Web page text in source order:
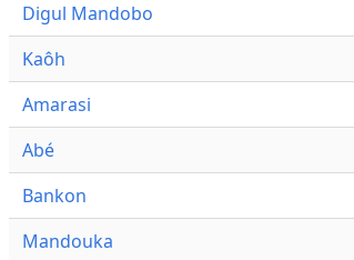
Digul Mandobo
Kaôh
Amarasi
Abé
Bankon
Mandouka